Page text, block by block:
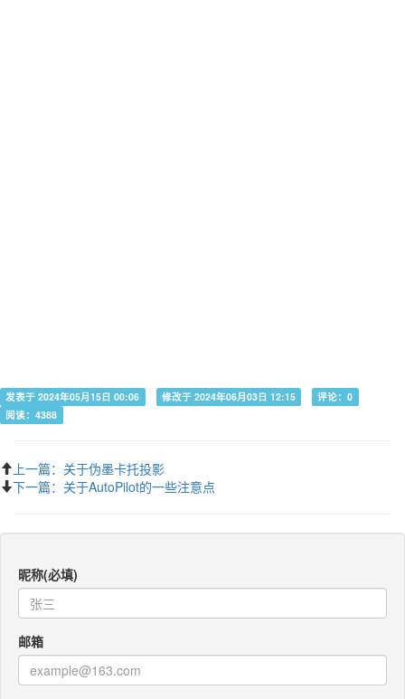
发表于 2024年05月15日 00:06 修改于 2024年06月03日 12:15
评论：0
阅读：4388
上一篇：关于伪墨卡托投影
下一篇：关于AutoPilot的一些注意点
昵称(必填)
邮箱